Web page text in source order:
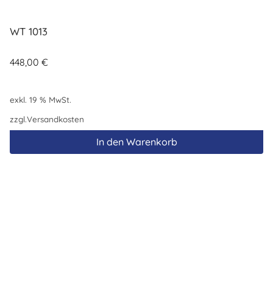
WT 1013
448,00 €
exkl. 19 % MwSt.
zzgl.Versandkosten
In den Warenkorb